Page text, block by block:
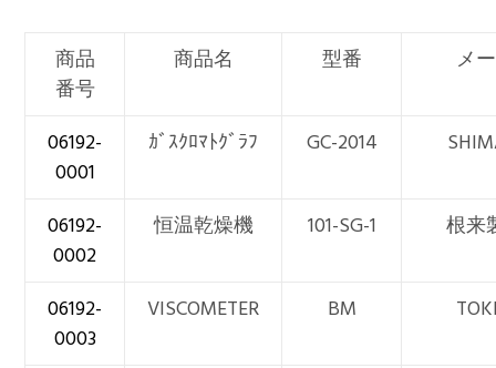
商品
番号
商品名 型番 メ
06192-
0001
ｶﾞｽｸﾛﾏﾄｸﾞﾗﾌ GC-2014
06192-
0002
恒温乾燥機 101-SG-1 根来
06192-
0003
VISCOMETER BM